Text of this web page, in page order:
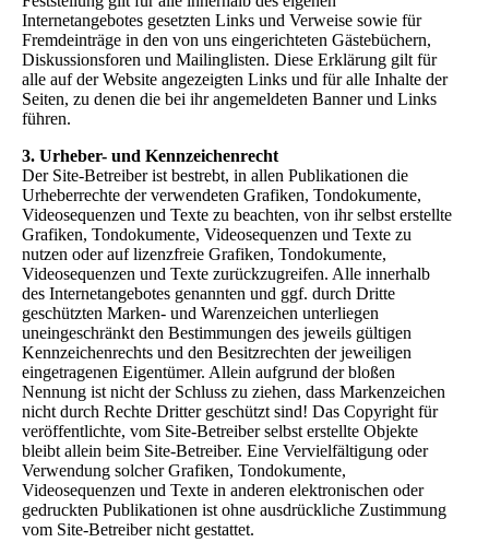
Internetangebotes gesetzten Links und Verweise sowie für
Fremdeinträge in den von uns eingerichteten Gästebüchern,
Diskussionsforen und Mailinglisten. Diese Erklärung gilt für
alle auf der Website angezeigten Links und für alle Inhalte der
Seiten, zu denen die bei ihr angemeldeten Banner und Links
führen.
3. Urheber- und Kennzeichenrecht
Der Site-Betreiber ist bestrebt, in allen Publikationen die
Urheberrechte der verwendeten Grafiken, Tondokumente,
Videosequenzen und Texte zu beachten, von ihr selbst erstellte
Grafiken, Tondokumente, Videosequenzen und Texte zu
nutzen oder auf lizenzfreie Grafiken, Tondokumente,
Videosequenzen und Texte zurückzugreifen. Alle innerhalb
des Internetangebotes genannten und ggf. durch Dritte
geschützten Marken- und Warenzeichen unterliegen
uneingeschränkt den Bestimmungen des jeweils gültigen
Kennzeichenrechts und den Besitzrechten der jeweiligen
eingetragenen Eigentümer. Allein aufgrund der bloßen
Nennung ist nicht der Schluss zu ziehen, dass Markenzeichen
nicht durch Rechte Dritter geschützt sind! Das Copyright für
veröffentlichte, vom Site-Betreiber selbst erstellte Objekte
bleibt allein beim Site-Betreiber. Eine Vervielfältigung oder
Verwendung solcher Grafiken, Tondokumente,
Videosequenzen und Texte in anderen elektronischen oder
gedruckten Publikationen ist ohne ausdrückliche Zustimmung
vom Site-Betreiber nicht gestattet.